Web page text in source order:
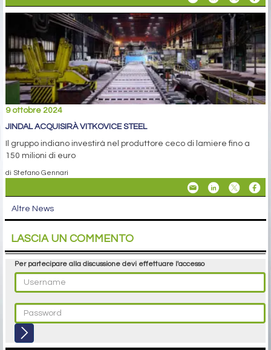
9 ottobre 2024
JINDAL ACQUISIRÀ VITKOVICE STEEL
Il gruppo indiano investirà nel produttore ceco di lamiere fino a
150 milioni di euro
di Stefano Gennari
Altre News
LASCIA UN COMMENTO
Per partecipare alla discussione devi effettuare l'accesso